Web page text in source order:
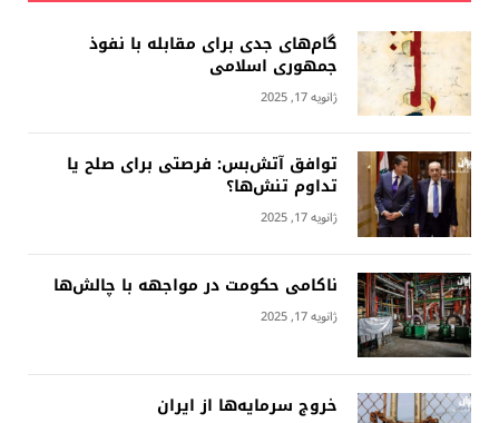
گام‌های جدی برای مقابله با نفوذ
جمهوری اسلامى
ژانویه 17, 2025
توافق آتش‌بس: فرصتی برای صلح یا
تداوم تنش‌ها؟
ژانویه 17, 2025
ناکامی حکومت در مواجهه با چالش‌ها
ژانویه 17, 2025
خروج سرمایه‌ها از ایران